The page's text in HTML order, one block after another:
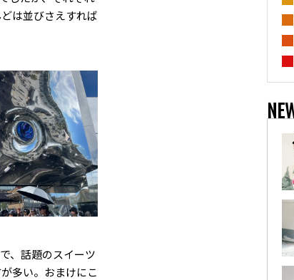
は並びさえすれば
、話題のスイーツ
多い。おまけにこ